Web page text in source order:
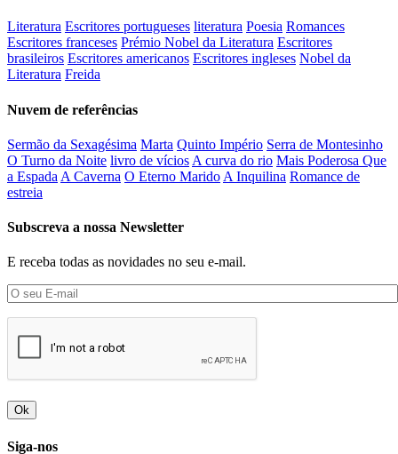
Literatura Escritores portugueses literatura Poesia Romances
Escritores franceses Prémio Nobel da Literatura Escritores
brasileiros Escritores americanos Escritores ingleses Nobel da
Literatura Freida
Nuvem de referências
Sermão da Sexagésima Marta Quinto Império Serra de Montesinho
O Turno da Noite livro de vícios A curva do rio Mais Poderosa Que
a Espada A Caverna O Eterno Marido A Inquilina Romance de
estreia
Subscreva a nossa Newsletter
E receba todas as novidades no seu e-mail.
Ok
Siga-nos